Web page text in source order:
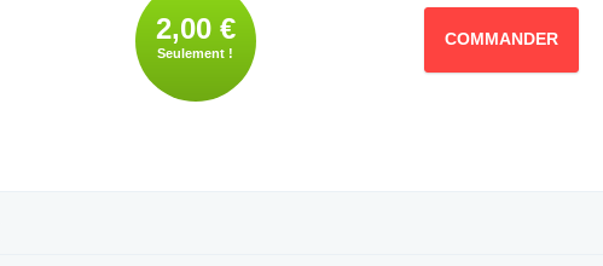
2,00 €
Seulement !
COMMANDER